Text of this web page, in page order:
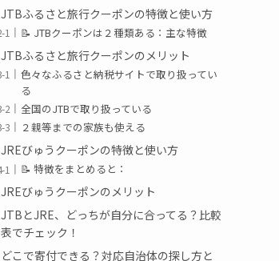
JTBふるさと旅行クーポンの特徴と使い方
📝 JTBクーポンは２種類ある：主な特徴
JTBふるさと旅行クーポンのメリット
色々なふるさと納税サイトで取り扱ってい
る
全国のJTBで取り扱っている
２親等までの家族も使える
JREびゅうクーポンの特徴と使い方
📝 特徴をまとめると：
JREびゅうクーポンのメリット
JTBとJRE、どっちが自分に合ってる？比較
表でチェック！
どこで寄付できる？対応自治体の探し方と